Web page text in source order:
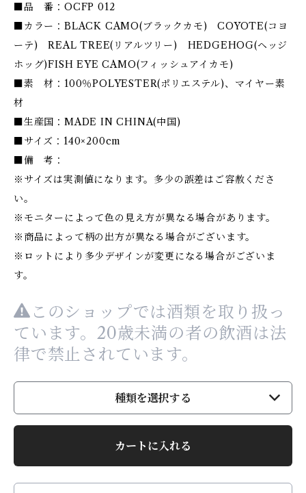
■品 番：OCFP 012
■カラー：BLACK CAMO(ブラックカモ) COYOTE(コヨ
ーテ) REAL TREE(リアルツリー) HEDGEHOG(ヘッジ
ホッグ)FISH EYE CAMO(フィッシュアイカモ)
■素 材：100％POLYESTER(ポリエステル)、マイヤー素
材
■生産国：MADE IN CHINA(中国)
■サイズ：140×200cm
■備 考：
※サイズは実測値になります。多少の誤差はご容赦くださ
い。
※モニターによって色の見え方が異なる場合があります。
※商品によって柄の出方が異なる場合がございます。
※ロットにより多少デザインが変更になる場合がございま
す。
このショップでは酒類を取り扱っ
ています。20歳未満の者の飲酒は法
律で禁止されています。
種類を選択する
カートに入れる